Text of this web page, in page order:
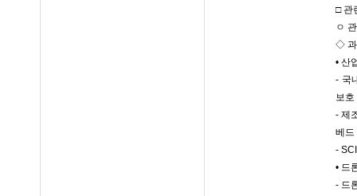
□ 관
ㅇ
◇ 과
• 산
- 국
보
- 제
베드
-
• 드
- 드